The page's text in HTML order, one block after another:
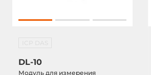
DL-10
Модуль для измерения